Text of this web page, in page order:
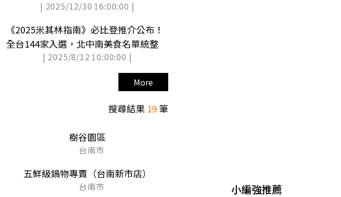
| 2025/12/30 16:00:00 |
《2025米其林指南》必比登推介公布！
全台144家入選，北中南美食名單統整
| 2025/8/12 10:00:00 |
More
搜尋結果 19筆
樹谷園區
台南市
五鮮級鍋物專賣（台南新市店）
台南市 小編強推薦